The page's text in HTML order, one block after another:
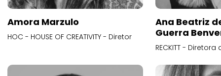
Amora Marzulo
HOC - HOUSE OF CREATIVITY - Diretor
Ana Beatriz
Guerra
RECKITT -